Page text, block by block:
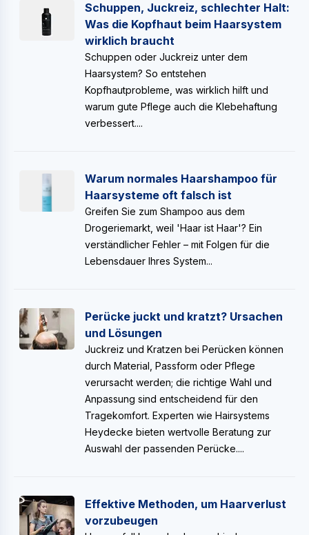
Schuppen, Juckreiz, schlechter Halt:
Was die Kopfhaut beim Haarsystem
wirklich braucht
Schuppen oder Juckreiz unter dem
Haarsystem? So entstehen
Kopfhautprobleme, was wirklich hilft und
warum gute Pflege auch die Klebehaftung
verbessert....
Warum normales Haarshampoo für
Haarsysteme oft falsch ist
Greifen Sie zum Shampoo aus dem
Drogeriemarkt, weil 'Haar ist Haar'? Ein
verständlicher Fehler – mit Folgen für die
Lebensdauer Ihres System...
Perücke juckt und kratzt? Ursachen
und Lösungen
Juckreiz und Kratzen bei Perücken können
durch Material, Passform oder Pflege
verursacht werden; die richtige Wahl und
Anpassung sind entscheidend für den
Tragekomfort. Experten wie Hairsystems
Heydecke bieten wertvolle Beratung zur
Auswahl der passenden Perücke....
Effektive Methoden, um Haarverlust
vorzubeugen